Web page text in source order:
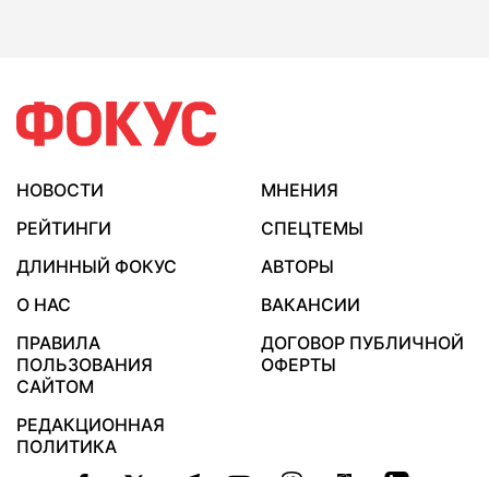
НОВОСТИ
МНЕНИЯ
РЕЙТИНГИ
СПЕЦТЕМЫ
ДЛИННЫЙ ФОКУС
АВТОРЫ
О НАС
ВАКАНСИИ
ПРАВИЛА
ПОЛЬЗОВАНИЯ
САЙТОМ
ДОГОВОР ПУБЛИЧНОЙ
ОФЕРТЫ
РЕДАКЦИОННАЯ
ПОЛИТИКА